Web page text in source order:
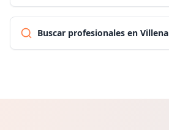
Buscar profesionales en Villena